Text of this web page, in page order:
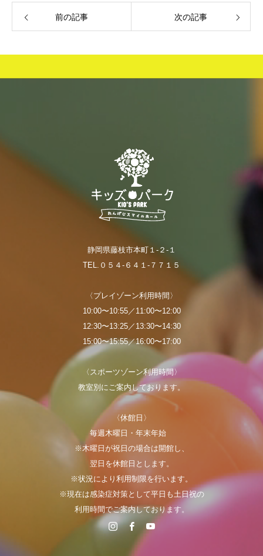
前の記事 次の記事
静岡県藤枝市本町１-２-１
TEL.０５４-６４１-７７１５
〈プレイゾーン利用時間〉
10:00〜10:55／11:00〜12:00
12:30〜13:25／13:30〜14:30
15:00〜15:55／16:00〜17:00
〈スポーツゾーン利用時間〉
教室別にご案内しております。
〈休館日〉
毎週木曜日・年末年始
※木曜日が祝日の場合は開館し、
翌日を休館日とします。
※状況により利用制限を行います。
※現在は感染症対策として平日も土日祝の
利用時間でご案内しております。